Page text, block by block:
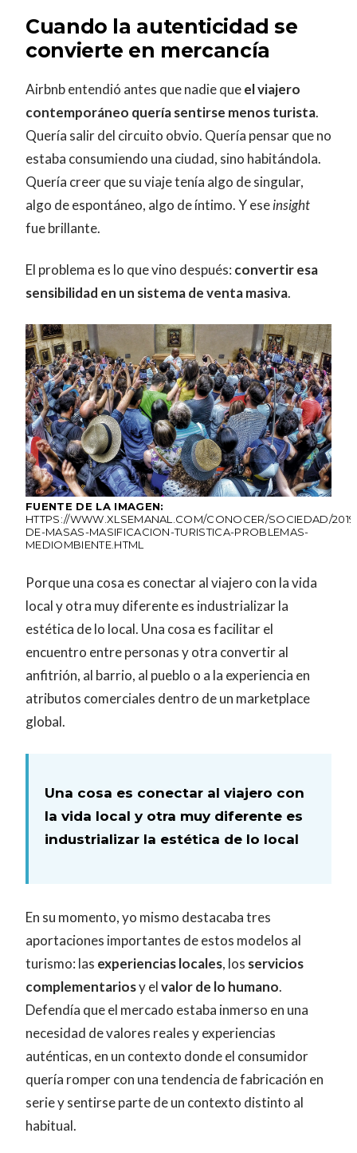
Cuando la autenticidad se
convierte en mercancía
Airbnb entendió antes que nadie queel viajero
contemporáneo quería sentirse menos turista.
Quería salir del circuito obvio. Quería pensar que no
estaba consumiendo una ciudad, sino habitándola.
Quería creer que su viaje tenía algo de singular,
algo de espontáneo, algo de íntimo. Y eseinsight
fue brillante.
El problema es lo que vino después: convertir esa
sensibilidad en un sistema de venta masiva.
FUENTE DE LA IMAGEN:
HTTPS://WWW.XLSEMANAL.COM/CONOCER/SOCIEDAD/
DE-MASAS-MASIFICACION-TURISTICA-PROBLEMAS-
MEDIOMBIENTE.HTML
Porque una cosa es conectar al viajero con la vida
local y otra muy diferente es industrializar la
estética de lo local. Una cosa es facilitar el
encuentro entre personas y otra convertir al
anfitrión, al barrio, al pueblo o a la experiencia en
atributos comerciales dentro de un marketplace
global.
Una cosa es conectar al viajero con
la vida local y otra muy diferente es
industrializar la estética de lo local
En su momento, yo mismo destacaba tres
aportaciones importantes de estos modelos al
turismo: las experiencias locales, los servicios
complementariosy elvalor de lo humano.
Defendía que el mercado estaba inmerso en una
necesidad de valores reales y experiencias
auténticas, en un contexto donde el consumidor
quería romper con una tendencia de fabricación en
serie y sentirse parte de un contexto distinto al
habitual.